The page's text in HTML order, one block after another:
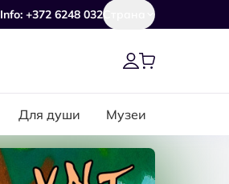
Info: +372 6248 032Страна
Для души Музеи